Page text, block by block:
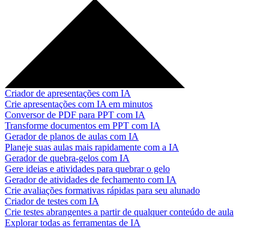
Criador de apresentações com IA
Crie apresentações com IA em minutos
Conversor de PDF para PPT com IA
Transforme documentos em PPT com IA
Gerador de planos de aulas com IA
Planeje suas aulas mais rapidamente com a IA
Gerador de quebra-gelos com IA
Gere ideias e atividades para quebrar o gelo
Gerador de atividades de fechamento com IA
Crie avaliações formativas rápidas para seu alunado
Criador de testes com IA
Crie testes abrangentes a partir de qualquer conteúdo de aula
Explorar todas as ferramentas de IA